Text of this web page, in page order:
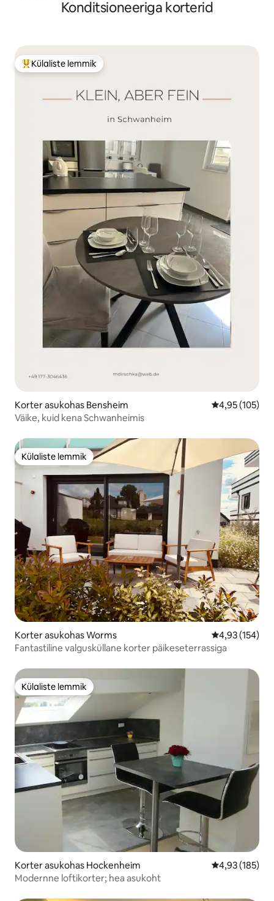
Konditsioneeriga korterid
Külaliste suur lemmik
Külaliste lemmik
Korter asukohas Bensheim Keskmine
4,95 (105)
Väike, kuid kena Schwanheimis
Külaliste lemmik
Külaliste lemmik
Korter asukohas Worms Keskmine
4,93 (154)
Fantastiline valgusküllane korter päikeseterrassiga
Külaliste lemmik
Külaliste lemmik
Korter asukohas Hockenheim Keskmine
4,93 (185)
Modernne loftikorter; hea asukoht